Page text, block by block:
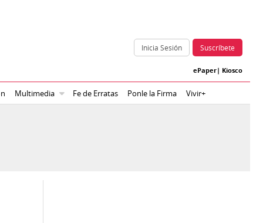
Inicia Sesión Suscríbete
ePaper| Kiosco
Multimedia Fe de Erratas Ponle la Firma Vivir+